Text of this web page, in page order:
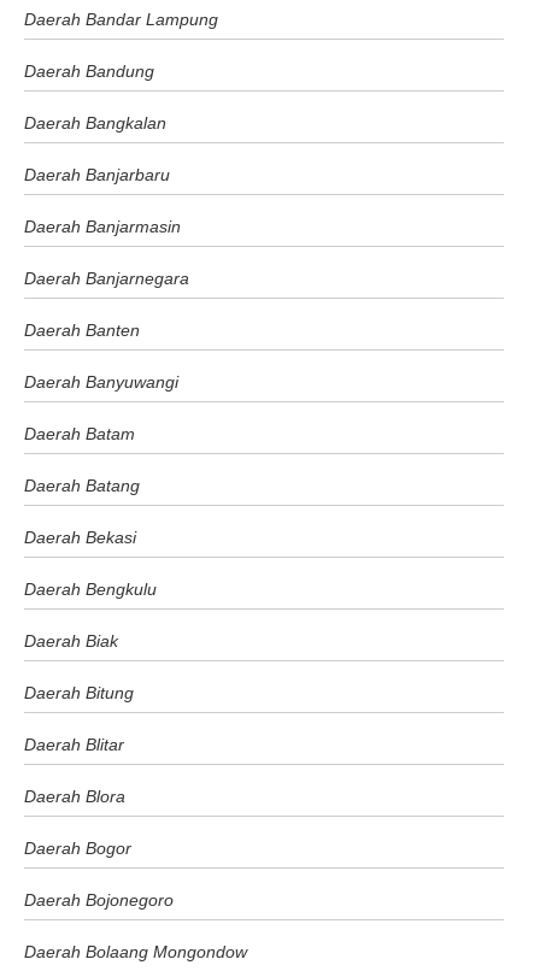
Daerah Bandar Lampung
Daerah Bandung
Daerah Bangkalan
Daerah Banjarbaru
Daerah Banjarmasin
Daerah Banjarnegara
Daerah Banten
Daerah Banyuwangi
Daerah Batam
Daerah Batang
Daerah Bekasi
Daerah Bengkulu
Daerah Biak
Daerah Bitung
Daerah Blitar
Daerah Blora
Daerah Bogor
Daerah Bojonegoro
Daerah Bolaang Mongondow